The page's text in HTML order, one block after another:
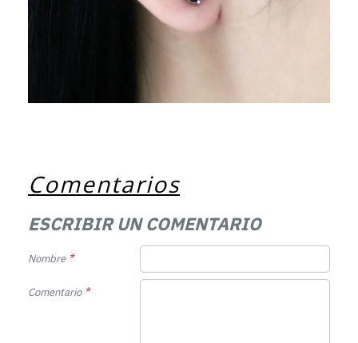
Comentarios
ESCRIBIR UN COMENTARIO
Nombre
Comentario